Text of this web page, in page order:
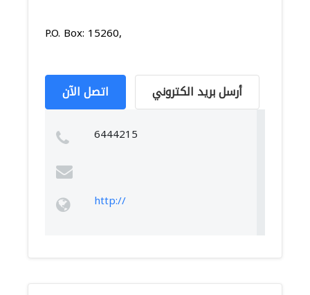
P.O. Box: 15260,
اتصل الآن أرسل بريد الكتروني
6444215
http://